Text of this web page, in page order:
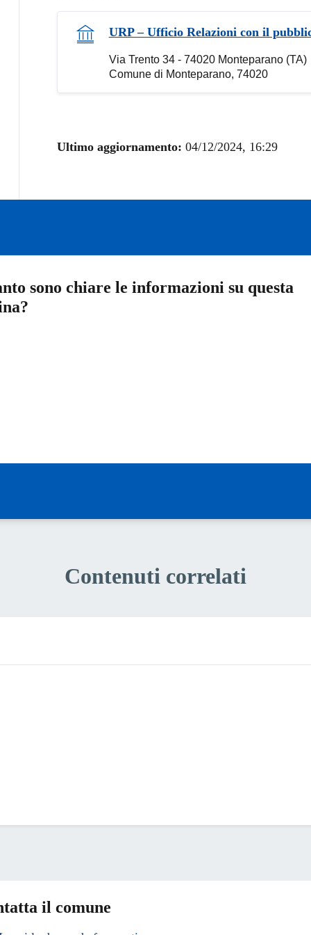
URP – Ufficio Relazioni con il
Via Trento 34 - 74020 Monteparano (TA)
Comune di Monteparano, 74020
Ultimo aggiornamento: 04/12/2024, 16:29
sono chiare le informazioni su questa
5 stelle su 5
4 stelle su 5
3 stelle su 5
2 stelle su 5
Contenuti correlati
il comune